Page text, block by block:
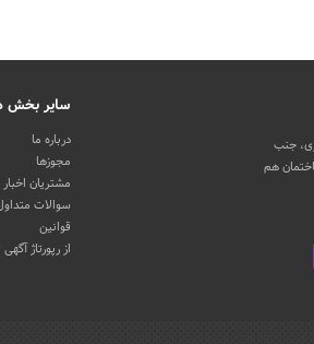
جنب
هم
سایر بخش
درباره ما
مجوزها
مشتریان
سوالات
قوانین
از رپورتاژ